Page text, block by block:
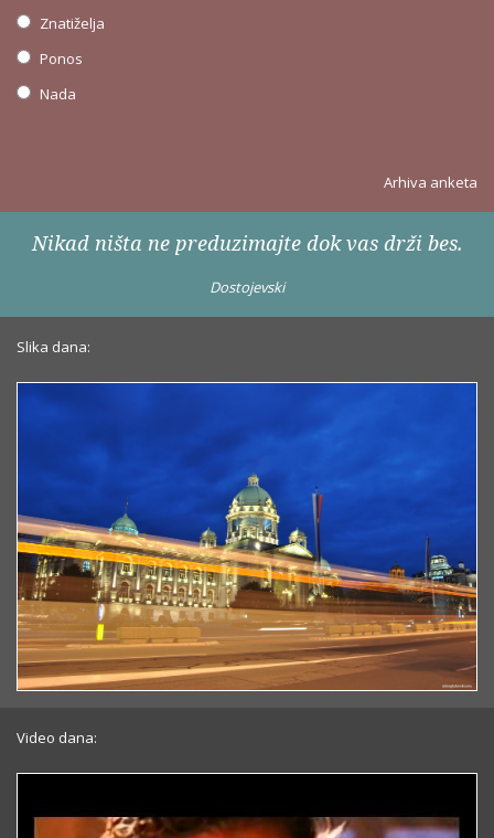
Znatiželja
Ponos
Nada
Arhiva anketa
Nikad ništa ne preduzimajte dok vas drži bes.
Dostojevski
Slika dana:
Video dana: